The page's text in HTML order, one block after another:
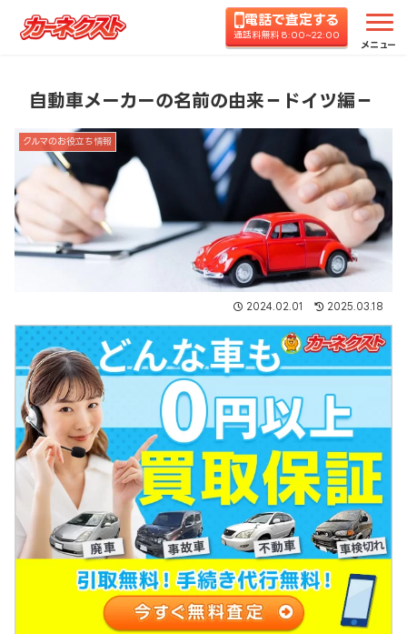
電話で査定する
通話料無料 8:00~22:00
メニュー
ホーム コラムTOP クルマのお役立ち情報 自動
自動車メーカーの名前の由来－ドイツ編－
クルマのお役立ち情報
2024.02.01 2025.03.18